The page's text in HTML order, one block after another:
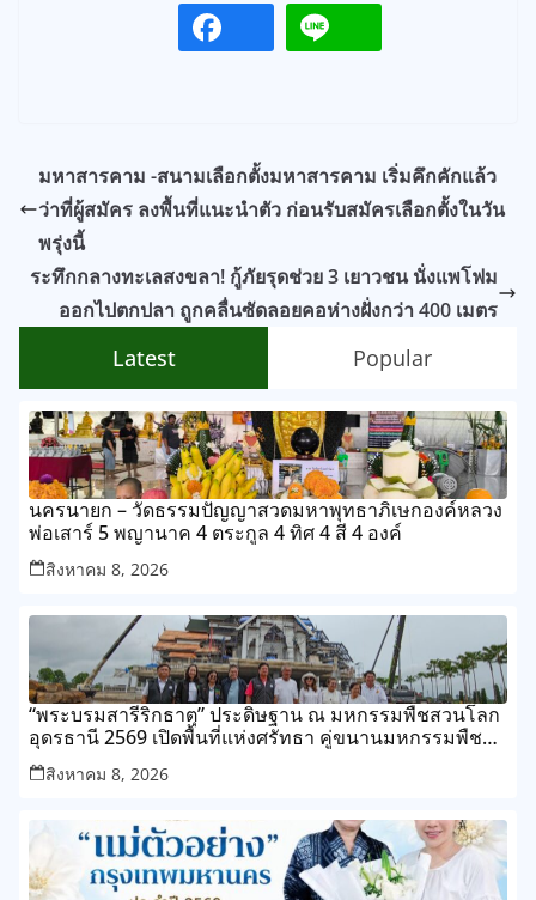
มหาสารคาม -สนามเลือกตั้งมหาสารคาม เริ่มคึกคักแล้ว
ว่าที่ผู้สมัคร ลงพื้นที่แนะนำตัว ก่อนรับสมัครเลือกตั้งในวัน
พรุ่งนี้
ระทึกกลางทะเลสงขลา! กู้ภัยรุดช่วย 3 เยาวชน นั่งแพโฟม
ออกไปตกปลา ถูกคลื่นซัดลอยคอห่างฝั่งกว่า 400 เมตร
Latest Popular
นครนายก – วัดธรรมปัญญาสวดมหาพุทธาภิเษกองค์หลวง
พ่อเสาร์ 5 พญานาค 4 ตระกูล 4 ทิศ 4 สี 4 องค์
สิงหาคม 8, 2026
“พระบรมสารีริกธาตุ” ประดิษฐาน ณ มหกรรมพืชสวนโลก
อุดรธานี 2569 เปิดพื้นที่แห่งศรัทธา คู่ขนานมหกรรมพืช
สวนระดับโลก
สิงหาคม 8, 2026